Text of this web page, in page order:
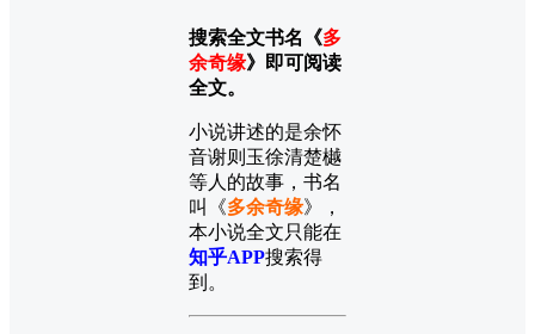
搜索全文书名《多
余奇缘》即可阅读
全文。
小说讲述的是余怀
音谢则玉徐清楚樾
等人的故事，书名
叫《多余奇缘》，
本小说全文只能在
知乎APP搜索得
到。